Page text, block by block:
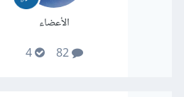
الأعضاء
82
4